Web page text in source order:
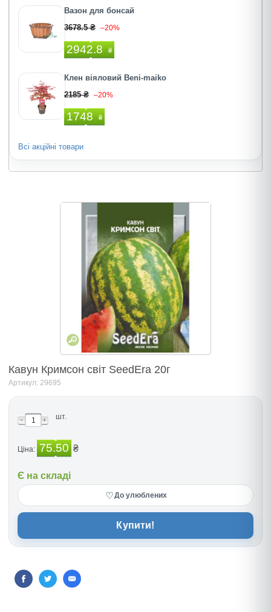
Вазон для бонсай
3678.5 ₴ –20%
2942.8 ₴
Клен віяловий Beni-maiko
2185 ₴ –20%
1748 ₴
Всі акційні товари
Кавун Кримсон світ SeedEra 20г
Артикул: 29695
шт.
Ціна: 75.50 ₴
Є на складі
♡До улюблених
Купити!